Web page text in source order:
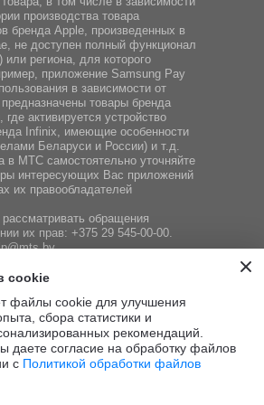
помощник:
производства товара
бренда Apple, произведенных в
не доступен полный функционал
региона, для которого
приложение Samsung Pay
в зависимости от
предназначены товары бренда
активируется устройство
Infiniх, имеющие особенности
Беларуси и России) и т.д.
в МТС самостоятельно уточняйте
интересующих Вас приложений
их правообладателей
обращения
их прав: +375 29 545-00-00.
местных исполнительных и
ТелеСистемы»,
обращения покупателей:
cookie
файлы cookie для улучшения
сбора статистики и
рекомендаций.
даете согласие на обработку файлов
с Политикой обработки файлов